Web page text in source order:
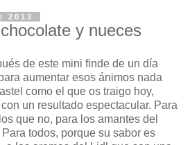
2013
y nueces
de este mini finde de un día
aumentar esos ánimos nada
como el que os traigo hoy,
un resultado espectacular. Para
que no, para los amantes del
todos, porque su sabor es